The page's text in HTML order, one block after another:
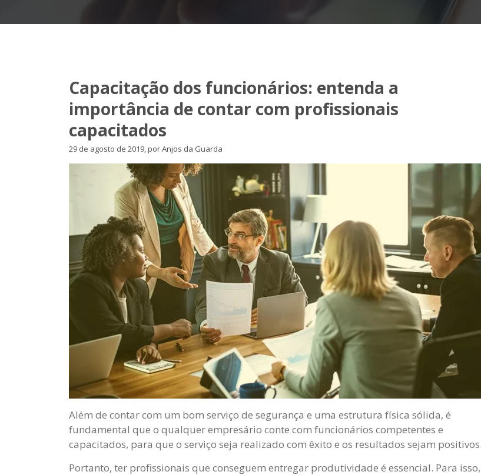
Capacitação dos funcionários: entenda a
importância de contar com profissionais
capacitados
29 de agosto de 2019, por Anjos da Guarda
Além de contar com um bom serviço de segurança e uma estrutura física sólida, é
fundamental que o qualquer empresário conte com funcionários competentes e
capacitados, para que o serviço seja realizado com êxito e os resultados sejam positivos.
Portanto, ter profissionais que conseguem entregar produtividade é essencial. Para